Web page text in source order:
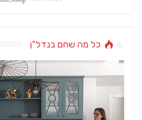
כל מה שחם בנדל"ן